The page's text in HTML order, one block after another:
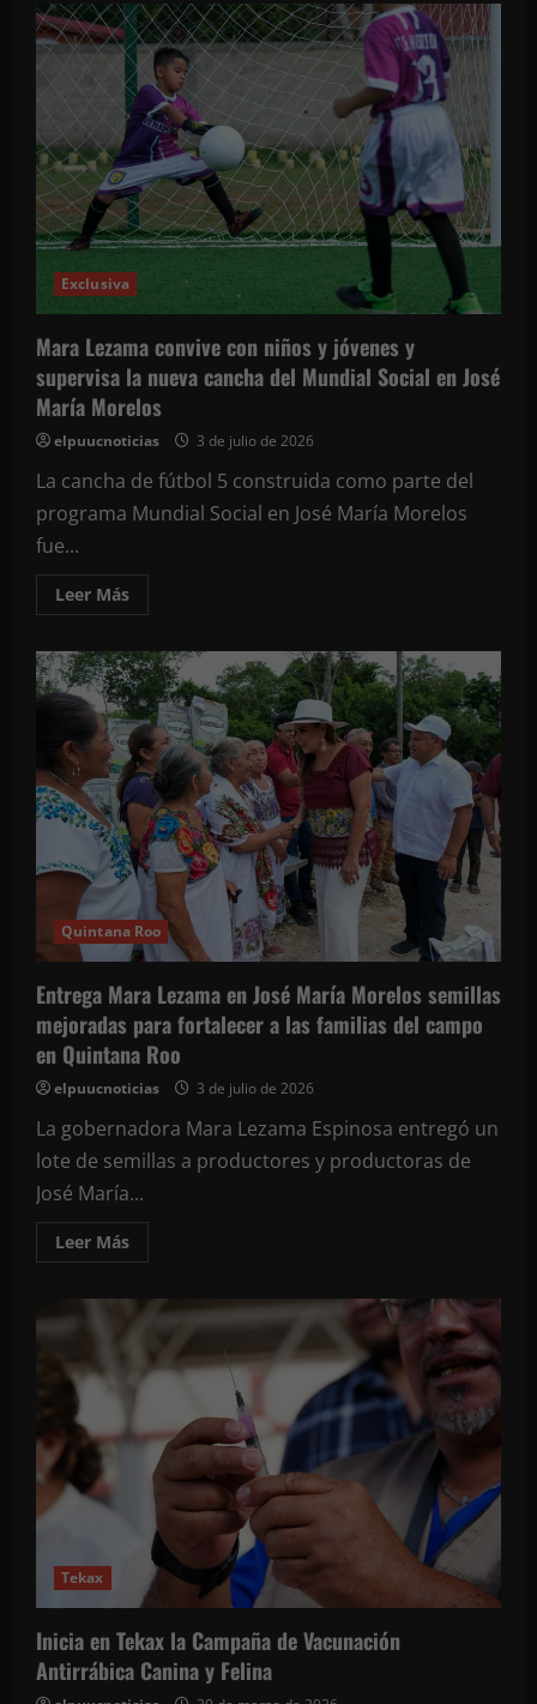
Reconoce
Mara
Lezama
a
José
María
Morelos
como
pilar
del
desarrollo
agrícola
y
cultural
de
Roo
en
su
aniversario
Exclusiva
Mara Lezama convive con niños y jóvenes y
supervisa la nueva cancha del Mundial Social en José
María Morelos
elpuucnoticias 3 de julio de 2026
La cancha de fútbol 5 construida como parte del
programa Mundial Social en José María Morelos
fue...
Leer MásLeer
más
Mara
Lezama
convive
con
niños
y
jóvenes
y
supervisa
la
nueva
cancha
del
Mundial
Social
en
José
María
Morelos
Quintana Roo
Entrega Mara Lezama en José María Morelos semillas
mejoradas para fortalecer a las familias del campo
en Quintana Roo
elpuucnoticias 3 de julio de 2026
La gobernadora Mara Lezama Espinosa entregó un
lote de semillas a productores y productoras de
José María...
Leer MásLeer
más
Entrega
Lezama
José
semillas
mejoradas
para
fortalecer
familias
del
campo
Quintana
Roo
Tekax
Inicia en Tekax la Campaña de Vacunación
Antirrábica Canina y Felina